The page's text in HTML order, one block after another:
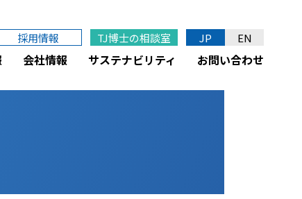
採用情報 TJ博士の相談室 JP EN
会社情報 サステナビリティ お問い合わせ